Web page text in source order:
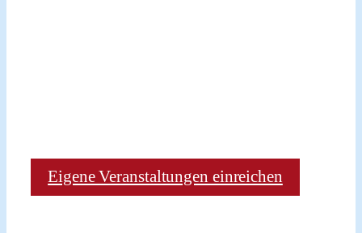
Eigene Veranstaltungen einreichen